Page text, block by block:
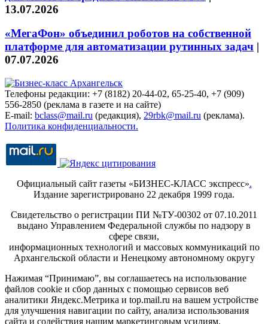
13.07.2026
«МегаФон» объединил роботов на собственной
платформе для автоматизации рутинных задач |
07.07.2026
Телефоны редакции: +7 (8182) 20-44-02, 65-25-40, +7 (909)
556-2850 (реклама в газете и на сайте)
E-mail: bclass@mail.ru (редакция), 29rbk@mail.ru (реклама).
Политика конфиденциальности.
Официальный сайт газеты «БИЗНЕС-КЛАСС экспресс».
Издание зарегистрировано 22 декабря 1999 года.
Свидетельство о регистрации ПИ №ТУ-00302 от 07.10.2011
выдано Управлением Федеральной службы по надзору в
сфере связи,
информационных технологий и массовых коммуникаций по
Архангельской области и Ненецкому автономному округу
Нажимая “Принимаю”, вы соглашаетесь на использование
файлов cookie и сбор данных с помощью сервисов веб
аналитики Яндекс.Метрика и top.mail.ru на вашем устройстве
для улучшения навигации по сайту, анализа использования
сайта и содействия нашим маркетинговым усилиям.